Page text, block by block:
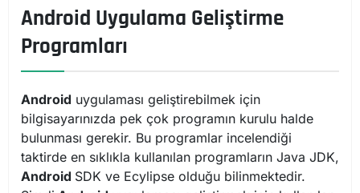
Android Uygulama Geliştirme
Programları
Android uygulaması geliştirebilmek için
bilgisayarınızda pek çok programın kurulu halde
bulunması gerekir. Bu programlar incelendiği
taktirde en sıklıkla kullanılan programların Java JDK,
Android SDK ve Ecylipse olduğu bilinmektedir.